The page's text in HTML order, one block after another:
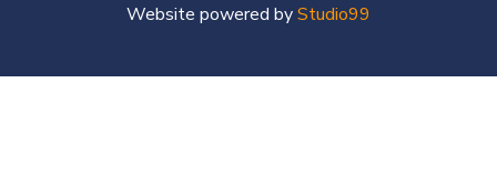
Website powered byStudio99